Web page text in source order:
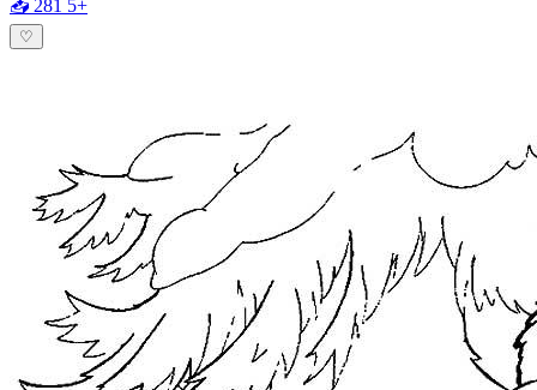
📥 281 5+
♡